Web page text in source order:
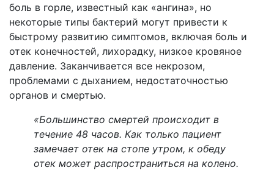
боль в горле, известный как «ангина», но
некоторые типы бактерий могут привести к
быстрому развитию симптомов, включая боль и
отек конечностей, лихорадку, низкое кровяное
давление. Заканчивается все некрозом,
проблемами с дыханием, недостаточностью
органов и смертью.
«Большинство смертей происходит в
течение 48 часов. Как только пациент
замечает отек на стопе утром, к обеду
отек может распространиться на колено.